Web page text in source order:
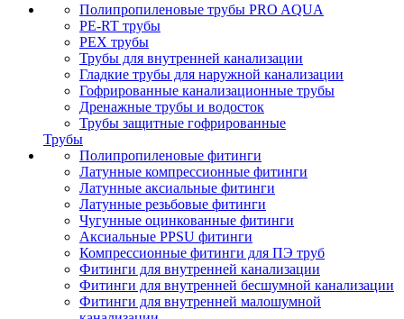
Полипропиленовые трубы PRO AQUA
PE-RT трубы
PEX трубы
Трубы для внутренней канализации
Гладкие трубы для наружной канализации
Гофрированные канализационные трубы
Дренажные трубы и водосток
Трубы защитные гофрированные
Трубы
Полипропиленовые фитинги
Латунные компрессионные фитинги
Латунные аксиальные фитинги
Латунные резьбовые фитинги
Чугунные оцинкованные фитинги
Аксиальные PPSU фитинги
Компрессионные фитинги для ПЭ труб
Фитинги для внутренней канализации
Фитинги для внутренней бесшумной канализации
Фитинги для внутренней малошумной